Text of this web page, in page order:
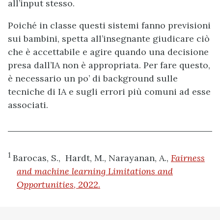
all’input stesso.
Poiché in classe questi sistemi fanno previsioni
sui bambini, spetta all’insegnante giudicare ciò
che è accettabile e agire quando una decisione
presa dall’IA non è appropriata. Per fare questo,
è necessario un po’ di background sulle
tecniche di IA e sugli errori più comuni ad esse
associati.
1 Barocas, S., Hardt, M., Narayanan, A., Fairness
and machine learning Limitations and
Opportunities, 2022.